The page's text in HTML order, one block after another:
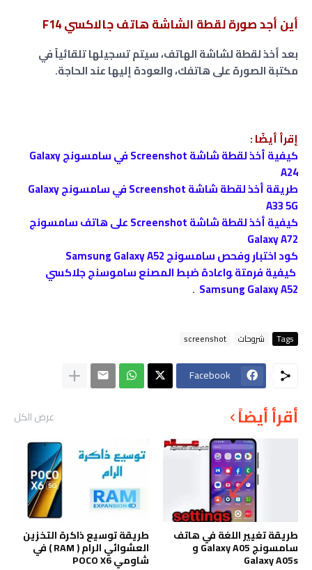
أين أجد صورة لقطة الشاشة هاتف جالاكسي F14
بعد أخذ لقطة لشاشة الهاتف، سيتم تسجيلها تلقائياً في
مكتبة الصورة على هاتفك، والعودة إليها عند الحاجة.
إقرأ أيضًا :
كيفية أخذ لقطة شاشة Screenshot في سامسونج Galaxy
A24
طريقة أخذ لقطة شاشة Screenshot في سامسونج Galaxy
A33 5G
كيفية أخذ لقطة شاشة Screenshot على هاتف سامسونج
Galaxy A72
كود اختبار وفحص سامسونج Samsung Galaxy A52
كيفية فرمتة ﻮاعادة ضبط المصنع ﺳﺎﻣﻮﺳﻨﺞ جلاكسي
Samsung Galaxy A52
.
Tags شروحات screenshot
Facebook
أقرأ أيضاً عرض الكل
طريقة تغيير اللغة في هاتف
سامسونج Galaxy A05 و
Galaxy A05s
طريقة توسيع ذاكرة التخزين
العشوائي الرام ( RAM ) في
شاومي POCO X6